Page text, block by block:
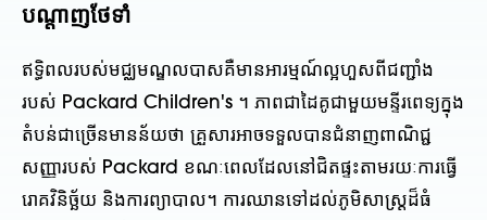
បណ្តាញថែទាំ
ឥទ្ធិពលរបស់មជ្ឈមណ្ឌលបាសគឺមានអារម្មណ៍ល្អហួសពីជញ្ជាំង
របស់ Packard Children's ។ ភាពជាដៃគូជាមួយមន្ទីរពេទ្យក្នុង
តំបន់ជាច្រើនមានន័យថា គ្រួសារអាចទទួលបានជំនាញពាណិជ្ជ
សញ្ញារបស់ Packard ខណៈពេលដែលនៅជិតផ្ទះតាមរយៈការធ្វើ
រោគវិនិច្ឆ័យ និងការព្យាបាល។ ការឈានទៅដល់ភូមិសាស្ត្រដ៏ធំ